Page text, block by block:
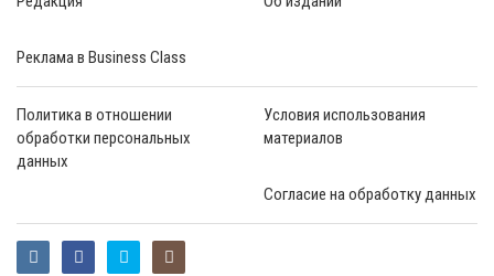
Реклама в Business Class
Политика в отношении
обработки персональных
данных
Условия использования
материалов
Согласие на обработку данных